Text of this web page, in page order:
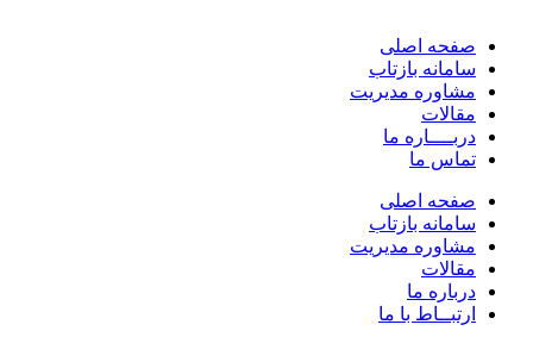
صفحه اصلی
سامانه بازتاب
مشاوره مدیریت
مقالات
دربــــاره ما
تماس ما
صفحه اصلی
سامانه بازتاب
مشاوره مدیریت
مقالات
درباره ما
ارتبــاط با ما